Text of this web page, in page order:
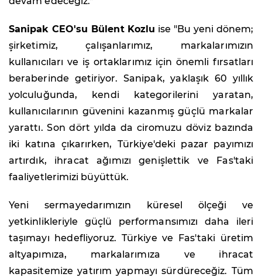
Sanipak CEO'su Bülent Kozlu ise "Bu yeni dönem;
şirketimiz, çalışanlarımız, markalarımızın
kullanıcıları ve iş ortaklarımız için önemli fırsatları
beraberinde getiriyor. Sanipak, yaklaşık 60 yıllık
yolculuğunda, kendi kategorilerini yaratan,
kullanıcılarının güvenini kazanmış güçlü markalar
yarattı. Son dört yılda da ciromuzu döviz bazında
iki katına çıkarırken, Türkiye'deki pazar payımızı
artırdık, ihracat ağımızı genişlettik ve Fas'taki
faaliyetlerimizi büyüttük.
Yeni sermayedarımızın küresel ölçeği ve
yetkinlikleriyle güçlü performansımızı daha ileri
taşımayı hedefliyoruz. Türkiye ve Fas'taki üretim
altyapımıza, markalarımıza ve ihracat
kapasitemize yatırım yapmayı sürdüreceğiz. Tüm